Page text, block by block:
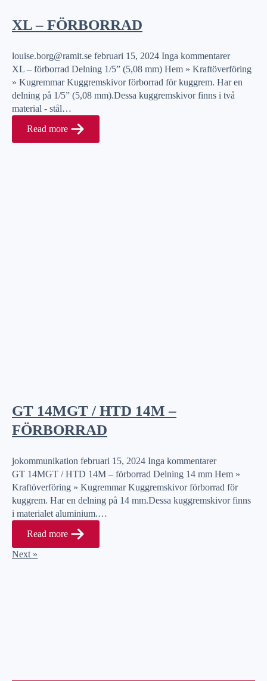
XL – FÖRBORRAD
louise.borg@ramit.se februari 15, 2024 Inga kommentarer
XL – förborrad Delning 1/5” (5,08 mm) Hem » Kraftöverföring
» Kugremmar Kuggremskivor förborrad för kuggrem. Har en
delning på 1/5” (5,08 mm).Dessa kuggremskivor finns i två
material - stål…
Read more
GT 14MGT / HTD 14M –
FÖRBORRAD
jokommunikation februari 15, 2024 Inga kommentarer
GT 14MGT / HTD 14M – förborrad Delning 14 mm Hem »
Kraftöverföring » Kugremmar Kuggremskivor förborrad för
kuggrem. Har en delning på 14 mm.Dessa kuggremskivor finns
i materialet aluminium.…
Read more
Next »